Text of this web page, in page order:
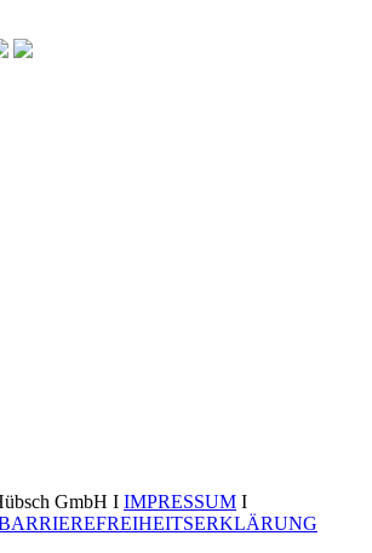
GmbH I IMPRESSUM I